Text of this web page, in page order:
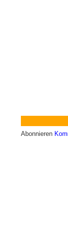
Abonnieren